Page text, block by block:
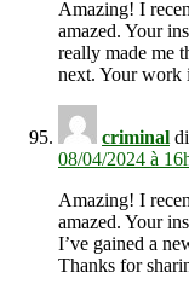
Amazing! I
amazed. Your
really made me
next. Your work
criminal
08/04/2024 à
Amazing! I
amazed. Your
I’ve gained a
Thanks for